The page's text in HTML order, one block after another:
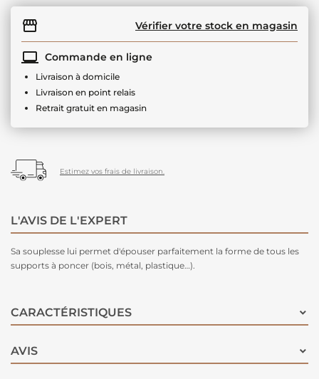
Vérifier votre stock en magasin
Commande en ligne
Livraison à domicile
Livraison en point relais
Retrait gratuit en magasin
Estimez vos frais de livraison.
L'AVIS DE L'EXPERT
Sa souplesse lui permet d'épouser parfaitement la forme de tous les
supports à poncer (bois, métal, plastique…).
CARACTÉRISTIQUES
AVIS